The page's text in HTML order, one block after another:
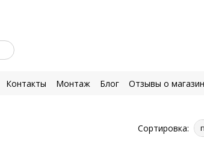
Контакты Монтаж Блог Отзывы о
Сортировка: